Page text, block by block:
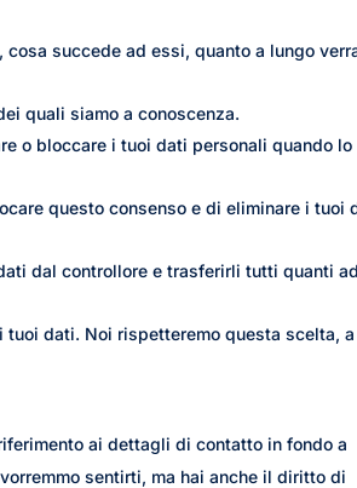
succede ad essi, quanto a lungo
quali siamo a conoscenza.
o bloccare i tuoi dati personali quando lo
questo consenso e di eliminare i tuoi
dal controllore e trasferirli tutti quanti
dati. Noi rispetteremo questa scelta, a
ai dettagli di contatto in fondo a
sentirti, ma hai anche il diritto di